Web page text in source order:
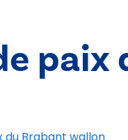
paix
du Brabant wallon